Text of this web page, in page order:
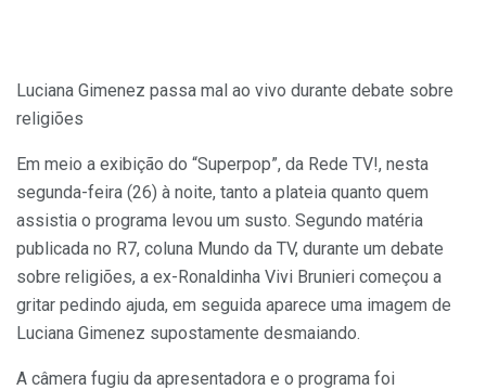
Luciana Gimenez passa mal ao vivo durante debate sobre
religiões
Em meio a exibição do “Superpop”, da Rede TV!, nesta
segunda-feira (26) à noite, tanto a plateia quanto quem
assistia o programa levou um susto. Segundo matéria
publicada no R7, coluna Mundo da TV, durante um debate
sobre religiões, a ex-Ronaldinha Vivi Brunieri começou a
gritar pedindo ajuda, em seguida aparece uma imagem de
Luciana Gimenez supostamente desmaiando.
A câmera fugiu da apresentadora e o programa foi